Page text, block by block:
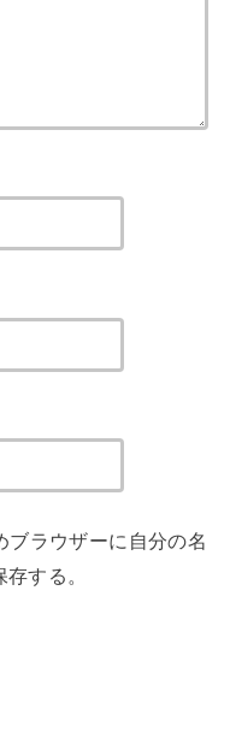
ブラウザーに自分の名
する。